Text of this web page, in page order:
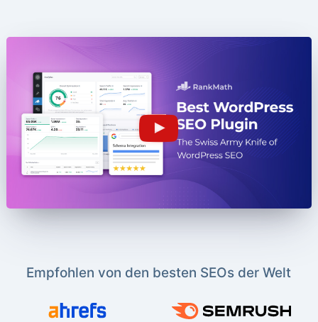
Empfohlen von den besten SEOs der Welt